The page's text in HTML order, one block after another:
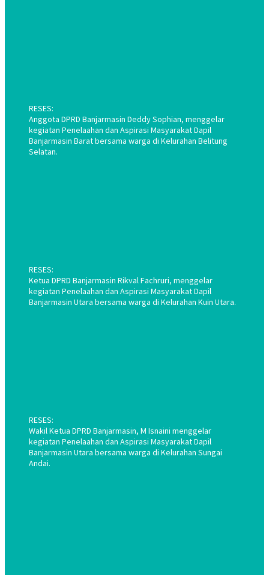
RESES:
Anggota DPRD Banjarmasin Deddy Sophian, menggelar
kegiatan Penelaahan dan Aspirasi Masyarakat Dapil
Banjarmasin Barat bersama warga di Kelurahan Belitung
Selatan.
RESES:
Ketua DPRD Banjarmasin Rikval Fachruri, menggelar
kegiatan Penelaahan dan Aspirasi Masyarakat Dapil
Banjarmasin Utara bersama warga di Kelurahan Kuin Utara.
RESES:
Wakil Ketua DPRD Banjarmasin, M Isnaini menggelar
kegiatan Penelaahan dan Aspirasi Masyarakat Dapil
Banjarmasin Utara bersama warga di Kelurahan Sungai
Andai.